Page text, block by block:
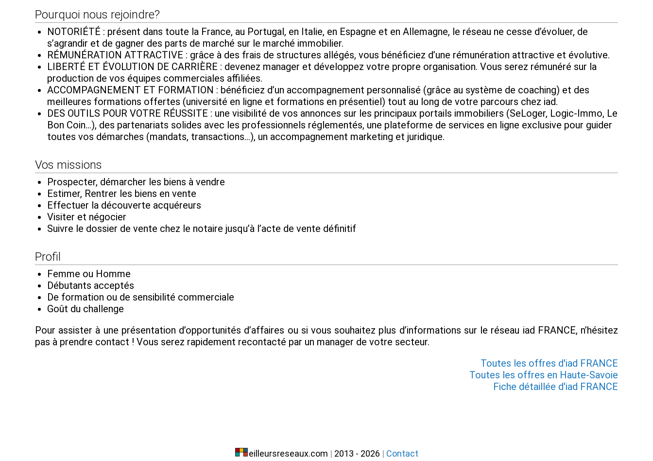
Pourquoi nous rejoindre?
NOTORIÉTÉ : présent dans toute la France, au Portugal, en Italie, en Espagne et en Allemagne, le réseau ne cesse d’évoluer, de
s’agrandir et de gagner des parts de marché sur le marché immobilier.
RÉMUNÉRATION ATTRACTIVE : grâce à des frais de structures allégés, vous bénéficiez d’une rémunération attractive et évolutive.
LIBERTÉ ET ÉVOLUTION DE CARRIÈRE : devenez manager et développez votre propre organisation. Vous serez rémunéré sur la
production de vos équipes commerciales affiliées.
ACCOMPAGNEMENT ET FORMATION : bénéficiez d’un accompagnement personnalisé (grâce au système de coaching) et des
meilleures formations offertes (université en ligne et formations en présentiel) tout au long de votre parcours chez iad.
DES OUTILS POUR VOTRE RÉUSSITE : une visibilité de vos annonces sur les principaux portails immobiliers (SeLoger, Logic-Immo, Le
Bon Coin...), des partenariats solides avec les professionnels réglementés, une plateforme de services en ligne exclusive pour guider
toutes vos démarches (mandats, transactions…), un accompagnement marketing et juridique.
Vos missions
Prospecter, démarcher les biens à vendre
Estimer, Rentrer les biens en vente
Effectuer la découverte acquéreurs
Visiter et négocier
Suivre le dossier de vente chez le notaire jusqu’à l’acte de vente définitif
Profil
Femme ou Homme
Débutants acceptés
De formation ou de sensibilité commerciale
Goût du challenge
Pour assister à une présentation d’opportunités d’affaires ou si vous souhaitez plus d’informations sur le réseau iad FRANCE, n’hésitez
pas à prendre contact ! Vous serez rapidement recontacté par un manager de votre secteur.
Toutes les offres d'iad FRANCE
Toutes les offres en Haute-Savoie
Fiche détaillée d'iad FRANCE
eilleursreseaux.com | 2013 - 2026 | Contact